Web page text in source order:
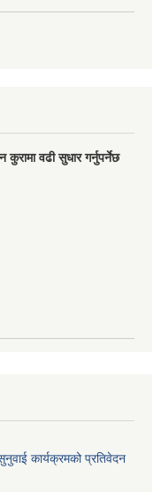
वढी सुधार गर्नुपर्नेछ
कार्यक्रमको प्रतिवेदन